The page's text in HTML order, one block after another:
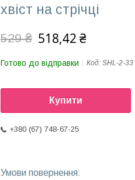
хвіст на стрічці
529 ₴ 518,42 ₴
Готово до відправки Код: SHL-2-33
Купити
+380 (67) 748-67-25